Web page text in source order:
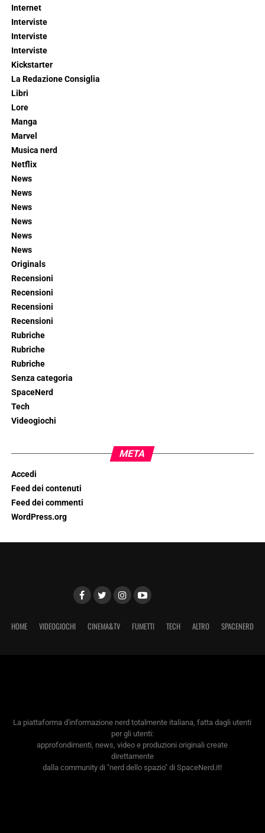
Internet
Interviste
Interviste
Interviste
Kickstarter
La Redazione Consiglia
Libri
Lore
Manga
Marvel
Musica nerd
Netflix
News
News
News
News
News
News
Originals
Recensioni
Recensioni
Recensioni
Recensioni
Rubriche
Rubriche
Rubriche
Senza categoria
SpaceNerd
Tech
Videogiochi
META
Accedi
Feed dei contenuti
Feed dei commenti
WordPress.org
HOME VIDEOGIOCHI CINEMA&TV FUMETTI TECH ALTRO SPACENERD
La piattaforma d'informazione nerd totalmente italiana, fatta dagli utenti
per gli utenti:
approfondimenti, news, video e produzioni originali create
direttamente
dalla community di "nerd dello spazio" di SpaceNerd.it!